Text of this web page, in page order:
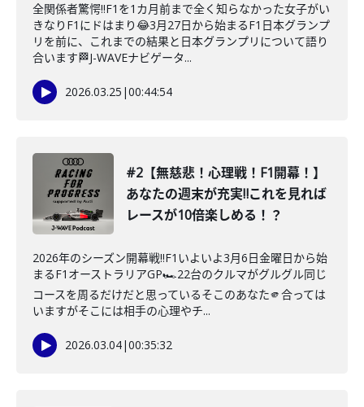
全関係者驚愕‼️F1を1カ月前まで全く知らなかった女子がい
きなりF1にドはまり😂3月27日から始まるF1日本グランプ
リを前に、これまでの結果と日本グランプリについて語り
合います🏁J-WAVEナビゲータ...
2026.03.25 |00:44:54
#2【無慈悲！心理戦！F1開幕！】
あなたの週末が充実‼️これを見れば
レースが10倍楽しめる！？
2026年のシーズン開幕戦‼️F1いよいよ3月6日金曜日から始
まるF1オーストラリアGP🏎22台のクルマがグルグル同じ
コースを周るだけだと思っているそこのあなた🫵合っては
いますがそこには相手の心理やチ...
2026.03.04|00:35:32